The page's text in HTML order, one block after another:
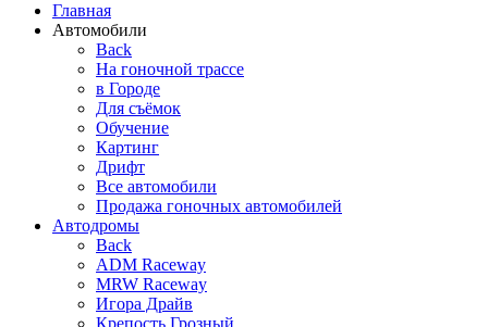
Главная
Автомобили
Back
На гоночной трассе
в Городе
Для съёмок
Обучение
Картинг
Дрифт
Все автомобили
Продажа гоночных автомобилей
Автодромы
Back
ADM Raceway
MRW Raceway
Игора Драйв
Крепость Грозный